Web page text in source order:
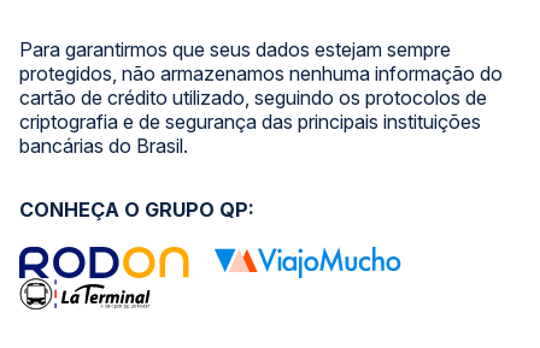
Para garantirmos que seus dados estejam sempre
protegidos, não armazenamos nenhuma informação do
cartão de crédito utilizado, seguindo os protocolos de
criptografia e de segurança das principais instituições
bancárias do Brasil.
CONHEÇA O GRUPO QP: